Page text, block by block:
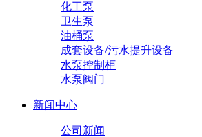
化工泵
卫生泵
油桶泵
成套设备/污水提升设备
水泵控制柜
水泵阀门
新闻中心
公司新闻